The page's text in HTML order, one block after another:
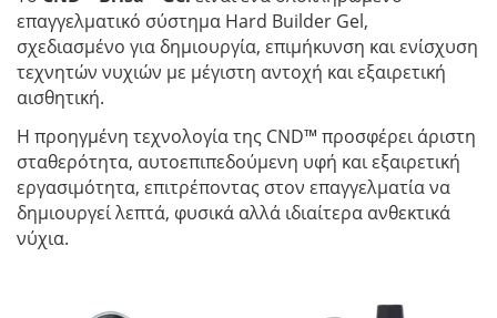
επαγγελματικό σύστημα Hard Builder Gel,
σχεδιασμένο για δημιουργία, επιμήκυνση και ενίσχυση
τεχνητών νυχιών με μέγιστη αντοχή και εξαιρετική
αισθητική.
Η προηγμένη τεχνολογία της CND™ προσφέρει άριστη
σταθερότητα, αυτοεπιπεδούμενη υφή και εξαιρετική
εργασιμότητα, επιτρέποντας στον επαγγελματία να
δημιουργεί λεπτά, φυσικά αλλά ιδιαίτερα ανθεκτικά
νύχια.